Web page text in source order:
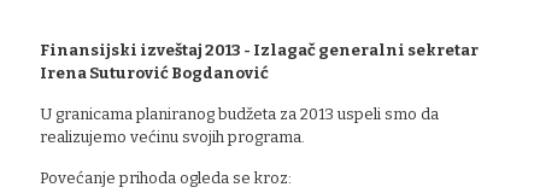
Finansijski izveštaj 2013 - Izlagač generalni sekretar
Irena Suturović Bogdanović
U granicama planiranog budžeta za 2013 uspeli smo da
realizujemo većinu svojih programa.
Povećanje prihoda ogleda se kroz: